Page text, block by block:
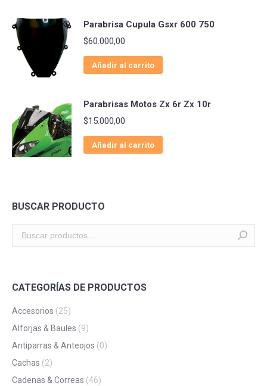
Parabrisa Cupula Gsxr 600 750
$60.000,00
Añadir al carrito
Parabrisas Motos Zx 6r Zx 10r
$15.000,00
Añadir al carrito
BUSCAR PRODUCTO
CATEGORÍAS DE PRODUCTOS
Accesorios (25)
Alforjas & Baules (9)
Antiparras & Anteojos (0)
Cachas (2)
Cadenas & Correas (46)